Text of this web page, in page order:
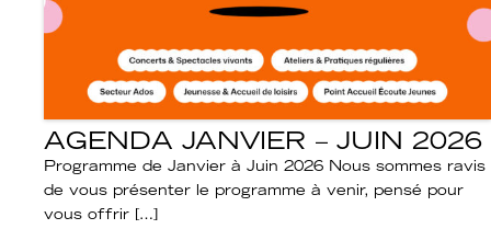
AGENDA JANVIER – JUIN 2026
Programme de Janvier à Juin 2026 Nous sommes ravis
de vous présenter le programme à venir, pensé pour
vous offrir […]